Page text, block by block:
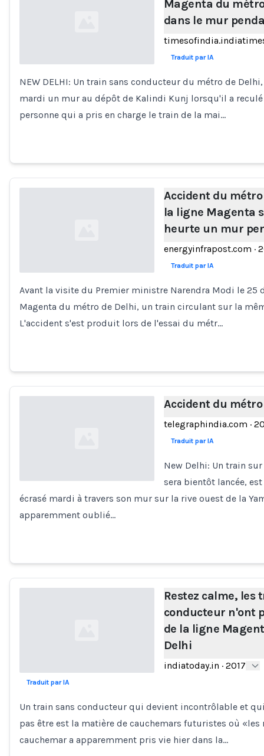
Magenta du
dans le mur
Traduit par IA
NEW DELHI: Un train sans conducteur du métro de
mardi un mur au dépôt de Kalindi Kunj lorsqu'il a reculé
personne qui a pris en charge le train de la mai…
Accident du
la ligne Magenta
heurte un mur
energyinfrapost.com ·
Traduit par IA
Avant la visite du Premier ministre Narendra Modi le
Magenta du métro de Delhi, un train circulant sur la
L'accident s'est produit lors de l'essai du métr…
Accident du
telegraphindia.com ·
Traduit par IA
New Delhi: Un train
sera bientôt lancée,
écrasé mardi à travers son mur sur la rive ouest de la
apparemment oublié…
Restez calme, les
conducteur n'ont
de la ligne
Delhi
indiatoday.in · 2017
Traduit par IA
Un train sans conducteur qui devient incontrôlable et
pas être est la matière de cauchemars futuristes où
cauchemar a apparemment pris vie hier dans la…